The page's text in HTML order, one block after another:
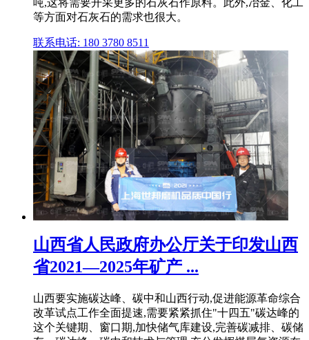
等方面对石灰石的需求也很大。
联系电话: 180 3780 8511
山西省人民政府办公厅关于印发山西
省2021—2025年矿产 ...
山西要实施碳达峰、碳中和山西行动,促进能源革命综合
改革试点工作全面提速,需要紧紧抓住"十四五"碳达峰的
这个关键期、窗口期,加快储气库建设,完善碳减排、碳储